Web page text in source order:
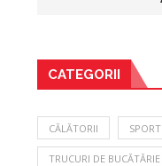
CATEGORII
CĂLĂTORII SPORT
TRUCURI DE BUCĂTĂRIE